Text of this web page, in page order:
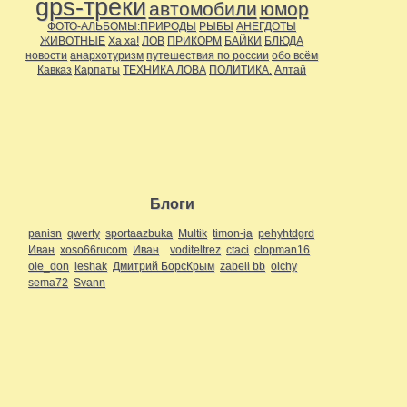
gps-треки автомобили юмор
ФОТО-АЛЬБОМЫ:ПРИРОДЫ РЫБЫ АНЕГДОТЫ
ЖИВОТНЫЕ Ха ха! ЛОВ ПРИКОРМ БАЙКИ БЛЮДА
новости анархотуризм путешествия по россии обо всём
Кавказ Карпаты ТЕХНИКА ЛОВА ПОЛИТИКА. Алтай
Блоги
panisn qwerty sportaazbuka Multik timon-ja pehyhtdgrd
Иван xoso66rucom Иван voditeltrez ctaci clopman16
ole_don leshak Дмитрий БорсКрым zabeii bb olchy
sema72 Svann